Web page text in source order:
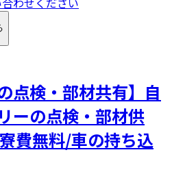
点検・部材共有】自
ーの点検・部材供
費無料/車の持ち込